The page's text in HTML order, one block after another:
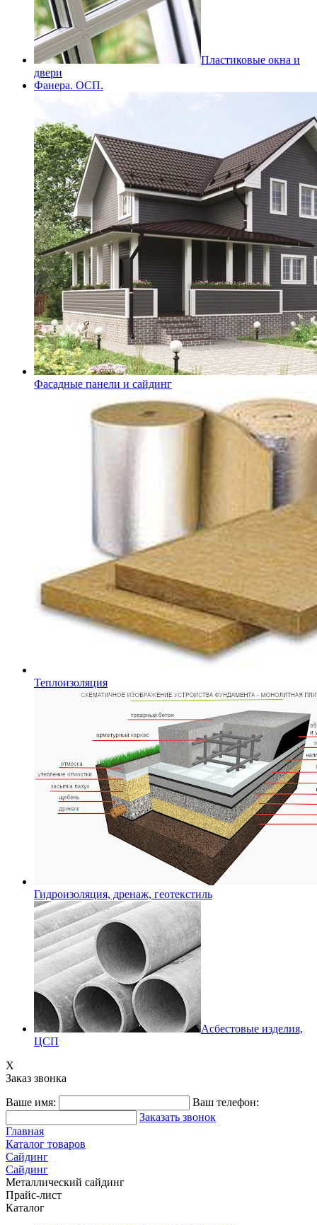
Пластиковые окна и
двери
Фанера. ОСП.
Фасадные панели и сайдинг
Теплоизоляция
Гидроизоляция, дренаж, геотекстиль
Асбестовые изделия,
ЦСП
X
Заказ звонка
Ваше имя:
Ваш телефон:
Заказать звонок
Главная
Каталог товаров
Сайдинг
Сайдинг
Металлический сайдинг
Прайс-лист
Каталог